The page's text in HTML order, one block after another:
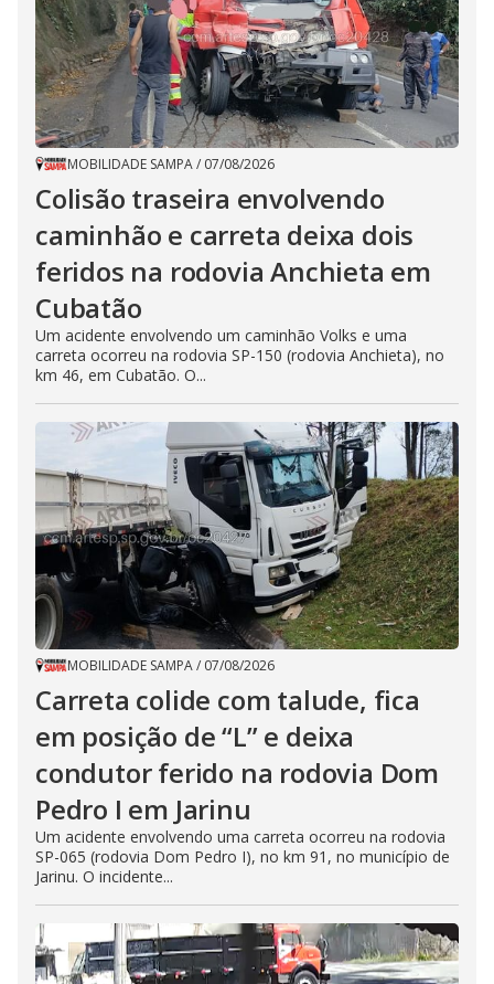
MOBILIDADE SAMPA/ 07/08/2026
Colisão traseira envolvendo
caminhão e carreta deixa dois
feridos na rodovia Anchieta em
Cubatão
Um acidente envolvendo um caminhão Volks e uma
carreta ocorreu na rodovia SP-150 (rodovia Anchieta), no
km 46, em Cubatão. O...
MOBILIDADE SAMPA/ 07/08/2026
Carreta colide com talude, fica
em posição de “L” e deixa
condutor ferido na rodovia Dom
Pedro I em Jarinu
Um acidente envolvendo uma carreta ocorreu na rodovia
SP-065 (rodovia Dom Pedro I), no km 91, no município de
Jarinu. O incidente...